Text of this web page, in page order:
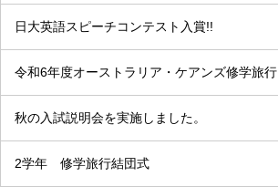
日大英語スピーチコンテスト入賞!!
令和6年度オーストラリア・ケアンズ修学旅行
秋の入試説明会を実施しました。
2学年 修学旅行結団式